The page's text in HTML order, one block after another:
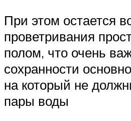
При этом остается
проветривания
полом, что очень
сохранности
на который не
пары воды